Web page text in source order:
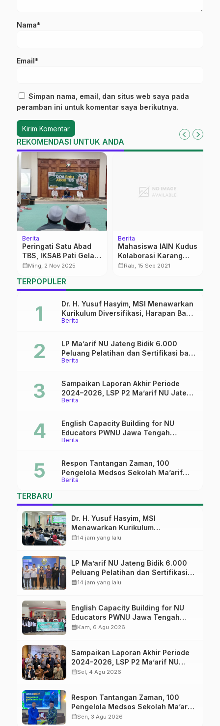
Nama*
Email*
Simpan nama, email, dan situs web saya pada
peramban ini untuk komentar saya berikutnya.
REKOMENDASI UNTUK ANDA
Berita
Peringati Satu Abad
TBS, IKSAB Pati Gelar
Doa Bersama
calendar_monthMing, 2 Nov 2025
Berita
Mahasiswa IAIN Kudus
Kolaborasi Karang
Taruna Bulumanis
calendar_monthRab, 15 Sep 2021
TERPOPULER
Berita
Dr. H. Yusuf Hasyim, MSI Menawarkan
Kurikulum Diversifikasi, Harapan Baru
dalam dunia pendidikan
Berita
LP Ma’arif NU Jateng Bidik 6.000
Peluang Pelatihan dan Sertifikasi bagi
Lulusan SMK
Berita
Sampaikan Laporan Akhir Periode
2024–2026, LSP P2 Ma’arif NU Jateng
Mantapkan Sinergi Link and Match
Berita
English Capacity Building for NU
Educators PWNU Jawa Tengah
Batch#4; Membuka Jalan Menuju
Berita
Respon Tantangan Zaman, 100
Pengelola Medsos Sekolah Ma’arif
Pekalongan Ikuti Pelatihan Literasi
TERBARU
Dr. H. Yusuf Hasyim, MSI
Menawarkan Kurikulum
Diversifikasi, Harapan Baru dalam
calendar_month14 jam yang lalu
LP Ma’arif NU Jateng Bidik 6.000
Peluang Pelatihan dan Sertifikasi
bagi Lulusan SMK
calendar_month14 jam yang lalu
English Capacity Building for NU
Educators PWNU Jawa Tengah
Batch#4; Membuka Jalan Menuju
calendar_monthKam, 6 Agu 2026
Sampaikan Laporan Akhir Periode
2024–2026, LSP P2 Ma’arif NU
Jateng Mantapkan Sinergi Link and
calendar_monthSel, 4 Agu 2026
Respon Tantangan Zaman, 100
Pengelola Medsos Sekolah Ma’arif
Pekalongan Ikuti Pelatihan Literasi
calendar_monthSen, 3 Agu 2026